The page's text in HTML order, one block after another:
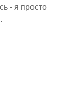
- я просто